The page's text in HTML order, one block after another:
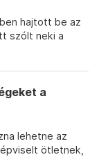
hajtott be az
szólt neki a
a
lehetne az
ötletnek,